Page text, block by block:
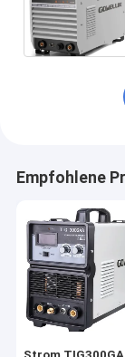
Empfohlene